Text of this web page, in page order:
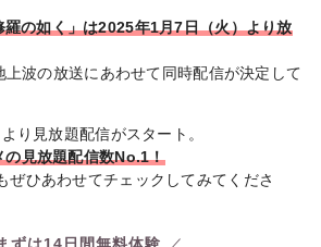
の如く」は2025年1月7日（火）より放
上波の放送にあわせて同時配信が決定して
り見放題配信がスタート。
の見放題配信数No.1！
ぜひあわせてチェックしてみてくださ